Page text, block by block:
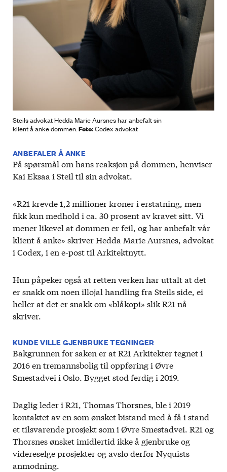
Steils advokat Hedda Marie Aursnes har anbefalt sin
klient å anke dommen.Foto:Codex advokat
ANBEFALER Å ANKE
På spørsmål om hans reaksjon på dommen, henviser
Kai Eksaa i Steil til sin advokat.
«R21 krevde 1,2 millioner kroner i erstatning, men
fikk kun medhold i ca. 30 prosent av kravet sitt. Vi
mener likevel at dommen er feil, og har anbefalt vår
klient å anke» skriver Hedda Marie Aursnes, advokat
i Codex, i en e-post til Arkitektnytt.
Hun påpeker også at retten verken har uttalt at det
er snakk om noen illojal handling fra Steils side, ei
heller at det er snakk om «blåkopi» slik R21 nå
skriver.
KUNDE VILLE GJENBRUKE TEGNINGER
Bakgrunnen for saken er at R21 Arkitekter tegnet i
2016 en tremannsbolig til oppføring i Øvre
Smestadvei i Oslo. Bygget stod ferdig i 2019.
Daglig leder i R21, Thomas Thorsnes, ble i 2019
kontaktet av en som ønsket bistand med å få i stand
et tilsvarende prosjekt som i Øvre Smestadvei. R21 og
Thorsnes ønsket imidlertid ikke å gjenbruke og
videreselge prosjekter og avslo derfor Nyquists
anmodning.